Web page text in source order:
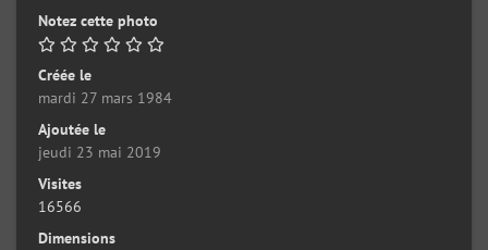
Notez cette photo
Créée le
mardi 27 mars 1984
Ajoutée le
jeudi 23 mai 2019
Visites
16566
Dimensions